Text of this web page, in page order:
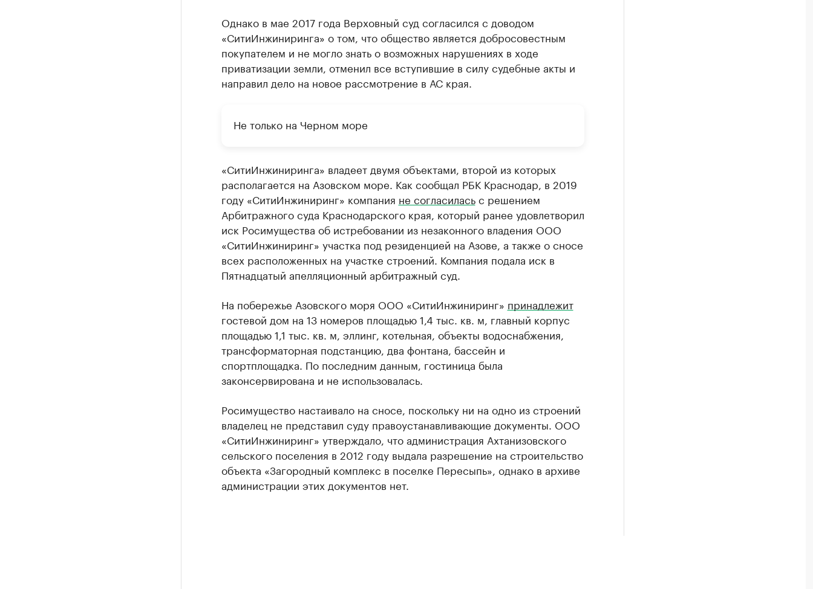
Однако в мае 2017 года Верховный суд согласился с доводом
«СитиИнжиниринга» о том, что общество является добросовестным
покупателем и не могло знать о возможных нарушениях в ходе
приватизации земли, отменил все вступившие в силу судебные акты и
направил дело на новое рассмотрение в АС края.
Не только на Черном море
«СитиИнжиниринга» владеет двумя объектами, второй из которых
располагается на Азовском море. Как сообщал РБК Краснодар, в 2019
году «СитиИнжиниринг» компания не согласиласьс решением
Арбитражного суда Краснодарского края, который ранее удовлетворил
иск Росимущества об истребовании из незаконного владения ООО
«СитиИнжиниринг» участка под резиденцией на Азове, а также о сносе
всех расположенных на участке строений. Компания подала иск в
Пятнадцатый апелляционный арбитражный суд.
На побережье Азовского моря ООО «СитиИнжиниринг» принадлежит
гостевой дом на 13 номеров площадью 1,4 тыс. кв. м, главный корпус
площадью 1,1 тыс. кв. м, эллинг, котельная, объекты водоснабжения,
трансформаторная подстанцию, два фонтана, бассейн и
спортплощадка. По последним данным, гостиница была
законсервирована и не использовалась.
Росимущество настаивало на сносе, поскольку ни на одно из строений
владелец не представил суду правоустанавливающие документы. ООО
«СитиИнжиниринг» утверждало, что администрация Ахтанизовского
сельского поселения в 2012 году выдала разрешение на строительство
объекта «Загородный комплекс в поселке Пересыпь», однако в архиве
администрации этих документов нет.